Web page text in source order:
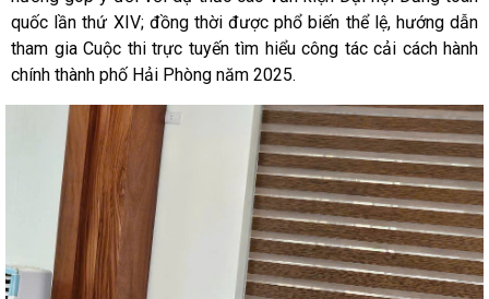
quốc lần thứ XIV; đồng thời được phổ biến thể lệ, hướng dẫn
tham gia Cuộc thi trực tuyến tìm hiểu công tác cải cách hành
chính thành phố Hải Phòng năm 2025.